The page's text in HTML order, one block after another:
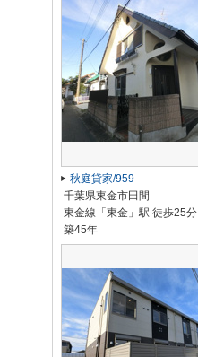
秋庭貸家/959
千葉県東金市田間
東金線「東金」駅 徒歩25分
築45年